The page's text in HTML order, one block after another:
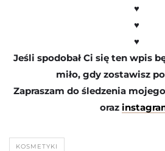
♥
♥
♥
Jeśli spodobał Ci się ten wpis
miło, gdy zostawisz
Zapraszam do śledzenia
oraz
KOSMETYKI